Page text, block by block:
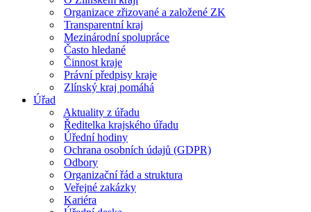
Organizace zřizované a založené ZK
Transparentní kraj
Mezinárodní spolupráce
Často hledané
Činnost kraje
Právní předpisy kraje
Zlínský kraj pomáhá
Úřad
Aktuality z úřadu
Ředitelka krajského úřadu
Úřední hodiny
Ochrana osobních údajů (GDPR)
Odbory
Organizační řád a struktura
Veřejné zakázky
Kariéra